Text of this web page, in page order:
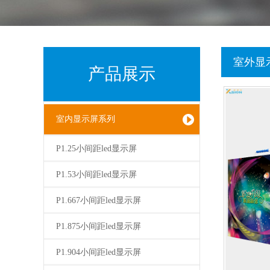
产品展示
室内显示屏系列
P1.25小间距led显示屏
P1.53小间距led显示屏
P1.667小间距led显示屏
P1.875小间距led显示屏
P1.904小间距led显示屏
室外显